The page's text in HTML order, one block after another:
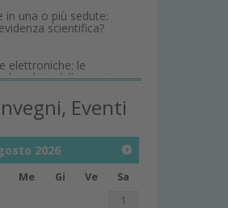
in una o più sedute:
scientifica?
elettroniche: le
la salute delle gengive
Eventi
2026
Me Gi Ve
Sa
1